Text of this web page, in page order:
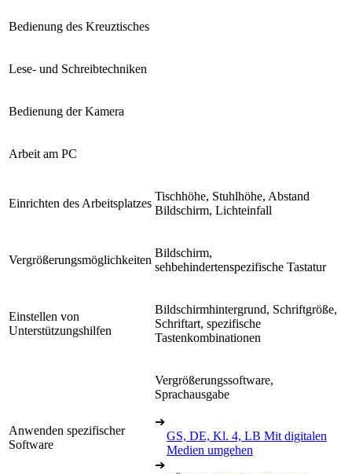
Bedienung des Kreuztisches
Lese- und Schreibtechniken
Bedienung der Kamera
Arbeit am PC
Einrichten des Arbeitsplatzes
Tischhöhe, Stuhlhöhe, Abstand
Bildschirm, Lichteinfall
Vergrößerungsmöglichkeiten
Bildschirm,
sehbehindertenspezifische Tastatur
Einstellen von
Unterstützungshilfen
Bildschirmhintergrund, Schriftgröße,
Schriftart, spezifische
Tastenkombinationen
Anwenden spezifischer
Software
Vergrößerungssoftware,
Sprachausgabe
➔
GS, DE, Kl. 4, LB Mit digitalen
Medien umgehen
➔